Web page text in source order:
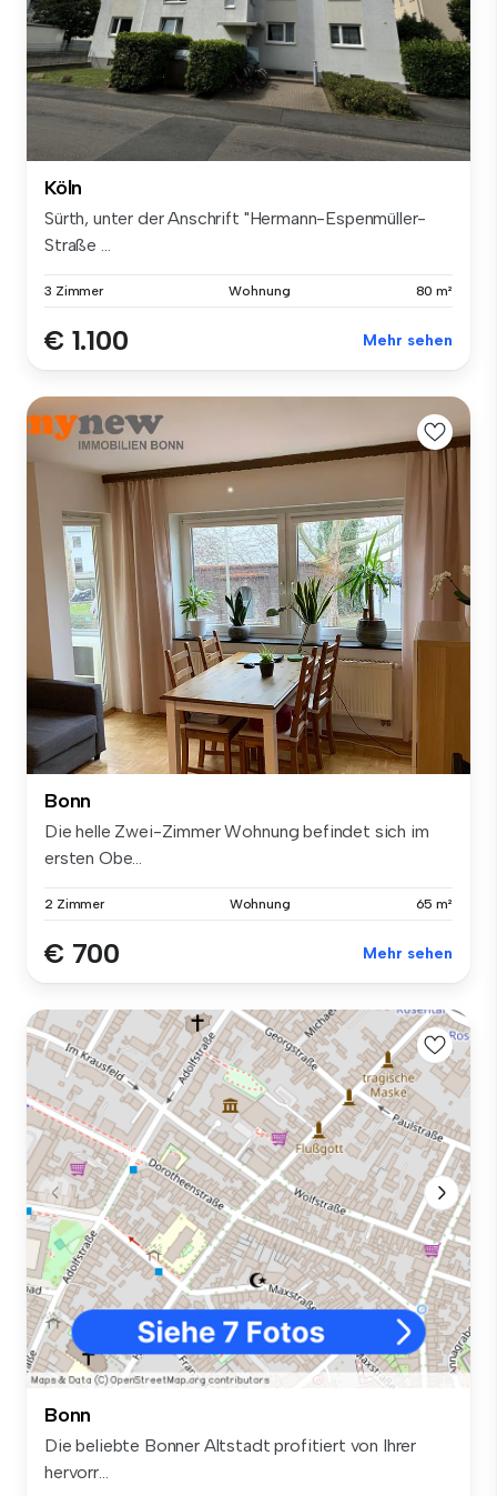
Köln
Sürth, unter der Anschrift "Hermann-Espenmüller-
Straße ...
3 Zimmer Wohnung 80 m²
€ 1.100 Mehr sehen
Bonn
Die helle Zwei-Zimmer Wohnung befindet sich im
ersten Obe...
2 Zimmer Wohnung 65 m²
€ 700 Mehr sehen
Bonn
Die beliebte Bonner Altstadt profitiert von Ihrer
hervorr...